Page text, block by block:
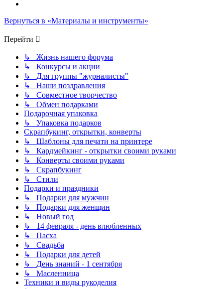
Вернуться в «Материалы и инструменты»
Перейти
↳ Жизнь нашего форума
↳ Конкурсы и акции
↳ Для группы "журналисты"
↳ Наши поздравления
↳ Совместное творчество
↳ Обмен подарками
Подарочная упаковка
↳ Упаковка подарков
Скрапбукинг, открытки, конверты
↳ Шаблоны для печати на принтере
↳ Кардмейкинг - открытки своими руками
↳ Конверты своими руками
↳ Скрапбукинг
↳ Стили
Подарки и праздники
↳ Подарки для мужчин
↳ Подарки для женщин
↳ Новый год
↳ 14 февраля - день влюбленных
↳ Пасха
↳ Свадьба
↳ Подарки для детей
↳ День знаний - 1 сентября
↳ Масленница
Техники и виды рукоделия